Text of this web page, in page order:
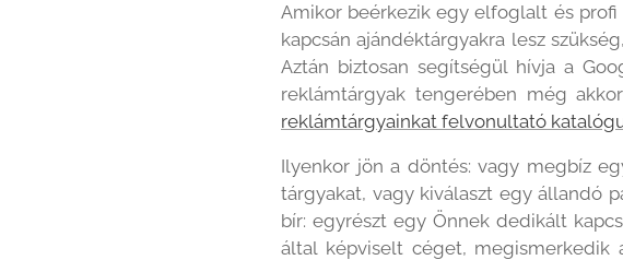
Amikor beérkezik egy elfoglalt és
kapcsán ajándéktárgyakra lesz
Aztán biztosan segítségül hívja a
reklámtárgyak tengerében még
reklámtárgyainkat felvonultató
Ilyenkor jön a döntés: vagy megbíz
tárgyakat, vagy kiválaszt egy állandó
bír: egyrészt egy Önnek dedikált
által képviselt céget, megismerkedik